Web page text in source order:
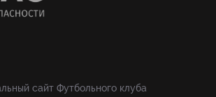
сайт Футбольного клуба